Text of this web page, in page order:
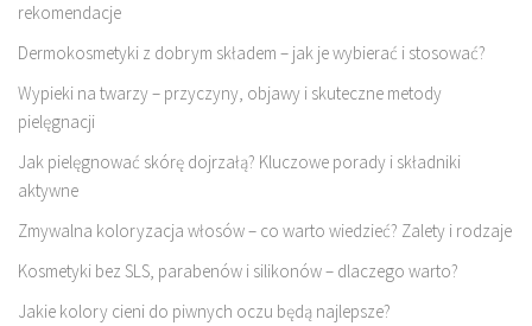
rekomendacje
Dermokosmetyki z dobrym składem – jak je wybierać i stosować?
Wypieki na twarzy – przyczyny, objawy i skuteczne metody
pielęgnacji
Jak pielęgnować skórę dojrzałą? Kluczowe porady i składniki
aktywne
Zmywalna koloryzacja włosów – co warto wiedzieć? Zalety i rodzaje
Kosmetyki bez SLS, parabenów i silikonów – dlaczego warto?
Jakie kolory cieni do piwnych oczu będą najlepsze?